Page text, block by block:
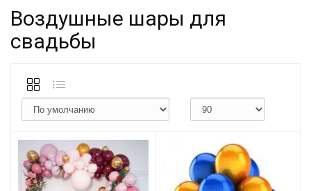
Воздушные шары для
свадьбы